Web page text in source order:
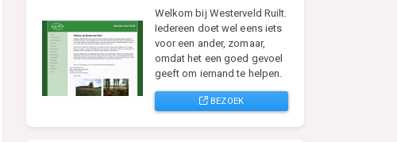
Welkom bij Westerveld Ruilt.
Iedereen doet wel eens iets
voor een ander, zomaar,
omdat het een goed gevoel
geeft om iemand te helpen.
BEZOEK